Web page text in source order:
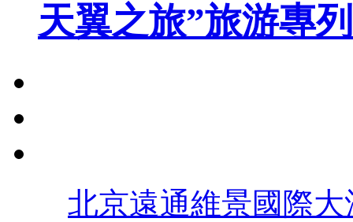
天翼之旅”旅游專
北京遠通維景國際大